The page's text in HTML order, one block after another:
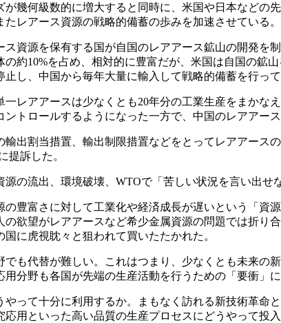
幾何級数的に増大すると同時に、米国や日本などの
レアース資源の戦略的備蓄の歩みを加速させている。
資源を保有する国が自国のレアアース鉱山の開発を
約10%を占め、相対的に豊富だが、米国は自国の鉱
し、中国から毎年大量に輸入して戦略的備蓄を行って
レアアースは少なくとも20年分の工業生産をまかな
トロールするようになった一方で、中国のレアアー
出割当措置、輸出制限措置などをとってレアアース
提訴した。
の流出、環境破壊、WTOで「苦しい状況を言い出せ
豊富さに対して工業化や経済成長が遅いという「資
欲望がレアアースなど希少金属資源の問題では折り
に虎視眈々と狙われて買いたたかれた。
も代替が難しい。これはつまり、少なくとも未来の
分野も各国が先端の生産活動を行うための「要衝」に
って十分に利用するか。まもなく訪れる新技術革命
応用といった高い品質の生産プロセスにどうやって投